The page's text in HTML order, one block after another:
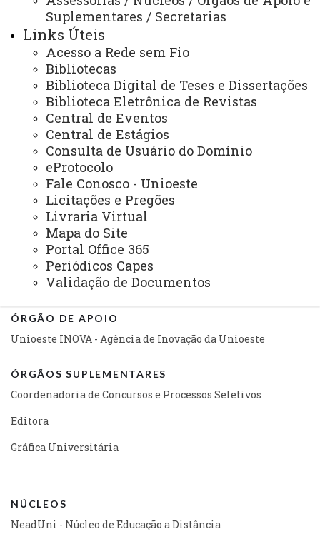
Suplementares / Secretarias
Links Úteis
Acesso a Rede sem Fio
Bibliotecas
Biblioteca Digital de Teses e Dissertações
Biblioteca Eletrônica de Revistas
Central de Eventos
Central de Estágios
Consulta de Usuário do Domínio
eProtocolo
Fale Conosco - Unioeste
Licitações e Pregões
Livraria Virtual
Mapa do Site
Portal Office 365
Periódicos Capes
Validação de Documentos
ASSESSORIAS
Assistência Estudantil
Auditoria Interna
Avaliação Institucional
Convênios e Captação de Recursos
Corregedoria da Unioeste
Comunicação Social
Igualdade e Promoção Social
Jurídica
Sistema de Controle Interno, Integridade e Compliance
Relações Internacionais e Interinstitucionais
ÓRGÃO DE APOIO
Unioeste INOVA - Agência de Inovação da Unioeste
ÓRGÃOS SUPLEMENTARES
Coordenadoria de Concursos e Processos Seletivos
Editora
Gráfica Universitária
NÚCLEOS
NeadUni - Núcleo de Educação a Distância